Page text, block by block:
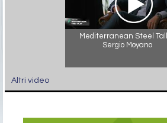
Mediterranean Steel
Sergio Moyano
Altri video